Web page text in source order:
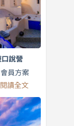
英
語！
英
商
劍
口
說
營
說營
員方案
閱讀全文:
外
師
帶